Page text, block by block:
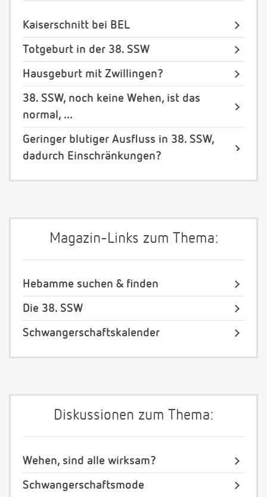
Kaiserschnitt bei BEL
Totgeburt in der 38. SSW
Hausgeburt mit Zwillingen?
38. SSW, noch keine Wehen, ist das
normal, ...
Geringer blutiger Ausfluss in 38. SSW,
dadurch Einschränkungen?
Magazin-Links zum Thema:
Hebamme suchen & finden
Die 38. SSW
Schwangerschaftskalender
Diskussionen zum Thema:
Wehen, sind alle wirksam?
Schwangerschaftsmode